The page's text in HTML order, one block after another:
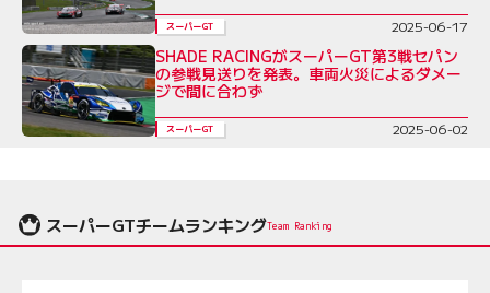
スーパーGT 2025-06-17
SHADE RACINGがスーパーGT第3戦セパン
の参戦見送りを発表。車両火災によるダメー
ジで間に合わず
スーパーGT 2025-06-02
スーパーGTチームランキングTeam Ranking